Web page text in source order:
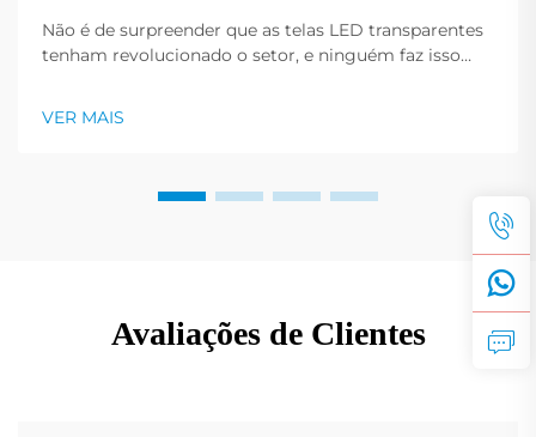
Não é de surpreender que as telas LED transparentes
tenham revolucionado o setor, e ninguém faz isso
transformar edifícios em displays dinâmicos. Sua
VER MAIS
Avaliações de Clientes